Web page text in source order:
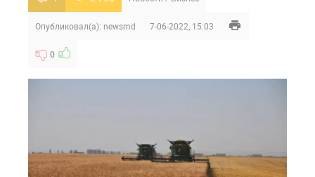
Опубликовал(а): newsmd 7-06-2022, 15:03
0